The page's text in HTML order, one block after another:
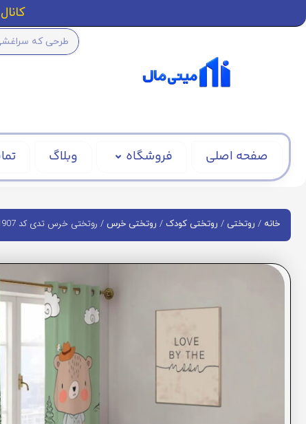
صفحه اصلی فروشگاه وبلاگ
خانه / روتختی / روتختی کودک / روتختی خرس / روتختی خرس تدی کد BD1907